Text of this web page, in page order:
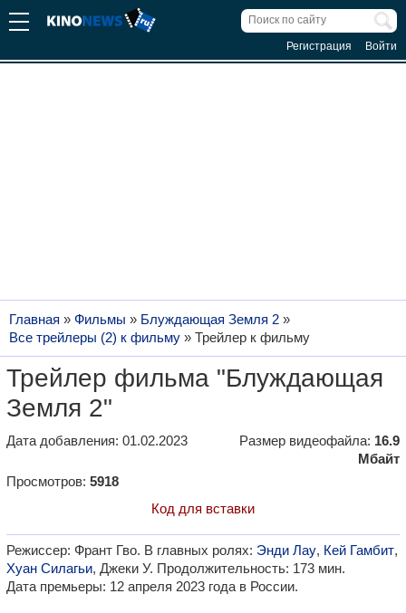
Регистрация Войти
Главная » Фильмы » Блуждающая Земля 2 »
Все трейлеры (2) к фильму » Трейлер к фильму
Трейлер фильма "Блуждающая
Земля 2"
Дата добавления: 01.02.2023 Размер видеофайла: 16.9
Мбайт
Просмотров: 5918
Код для вставки
Режиссер: Франт Гво. В главных ролях: Энди Лау, Кей Гамбит,
Хуан Силагьи, Джеки У. Продолжительность: 173 мин.
Дата премьеры: 12 апреля 2023 года в России.